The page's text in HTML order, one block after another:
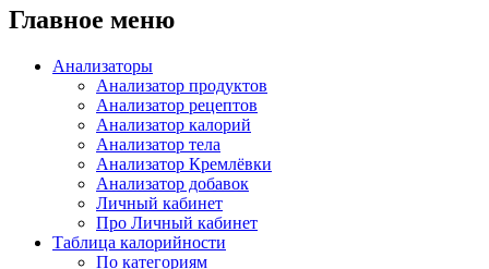
Главное меню
Анализаторы
Анализатор продуктов
Анализатор рецептов
Анализатор калорий
Анализатор тела
Анализатор Кремлёвки
Анализатор добавок
Личный кабинет
Про Личный кабинет
Таблица калорийности
По категориям